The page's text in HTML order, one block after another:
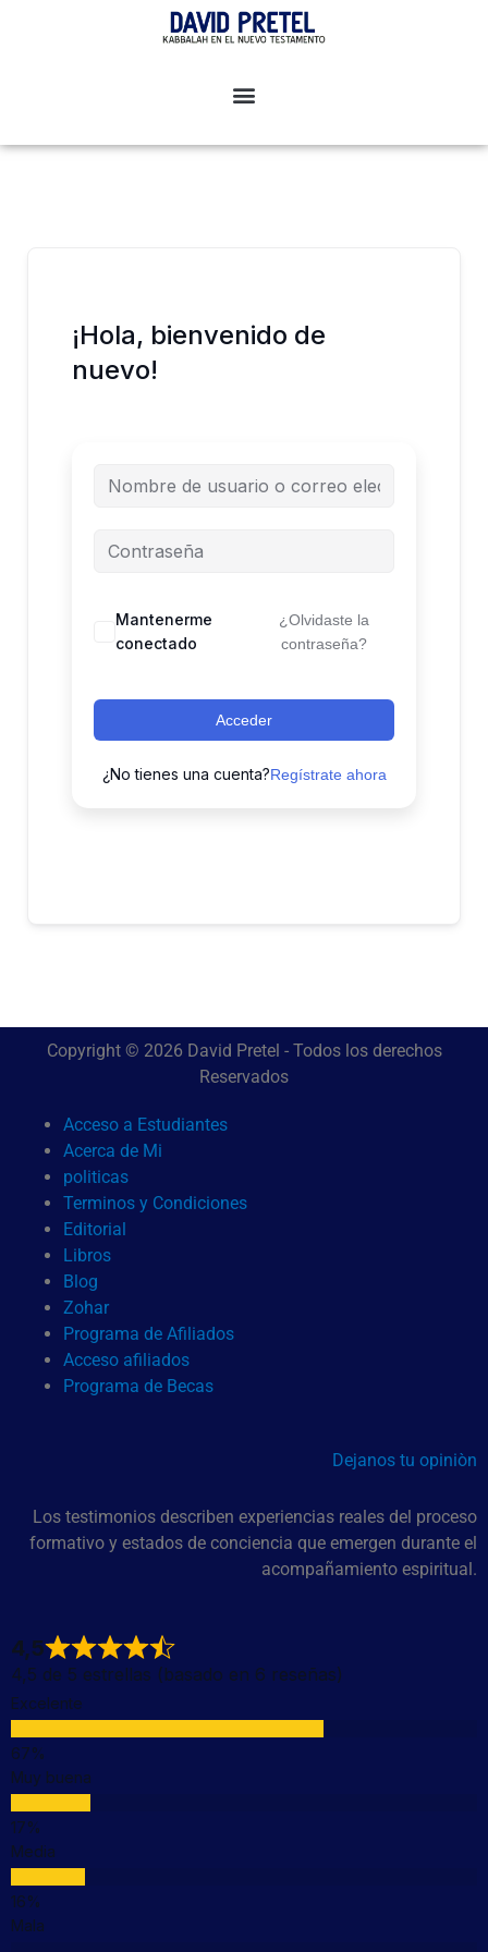
¡Hola, bienvenido de
nuevo!
Mantenerme
conectado
¿Olvidaste la
contraseña?
Acceder
¿No tienes una cuenta?Regístrate ahora
Copyright © 2026 David Pretel - Todos los derechos
Reservados
Acceso a Estudiantes
Acerca de Mi
politicas
Terminos y Condiciones
Editorial
Libros
Blog
Zohar
Programa de Afiliados
Acceso afiliados
Programa de Becas
Dejanos tu opiniòn
Los testimonios describen experiencias reales del proceso
formativo y estados de conciencia que emergen durante el
acompañamiento espiritual.
4,5
4,5 de 5 estrellas (basado en 6 reseñas)
Excelente
Muy buena
Media
Mala